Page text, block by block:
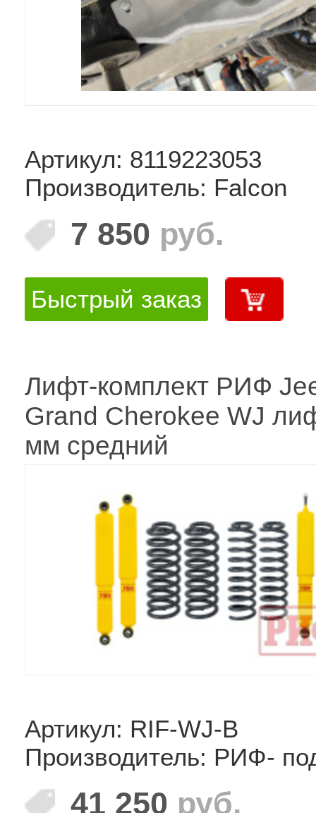
Артикул: 8119223053
Производитель: Falcon
7 850 руб.
Быстрый заказ
Лифт-комплект РИФ
Grand Cherokee WJ
мм средний
Артикул: RIF-WJ-B
Производитель: РИФ-
41 250 руб.